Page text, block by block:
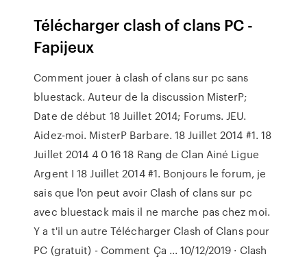
Télécharger clash of clans PC -
Fapijeux
Comment jouer à clash of clans sur pc sans
bluestack. Auteur de la discussion MisterP;
Date de début 18 Juillet 2014; Forums. JEU.
Aidez-moi. MisterP Barbare. 18 Juillet 2014 #1. 18
Juillet 2014 4 0 16 18 Rang de Clan Ainé Ligue
Argent I 18 Juillet 2014 #1. Bonjours le forum, je
sais que l'on peut avoir Clash of clans sur pc
avec bluestack mais il ne marche pas chez moi.
Y a t'il un autre Télécharger Clash of Clans pour
PC (gratuit) - Comment Ça ... 10/12/2019 · Clash